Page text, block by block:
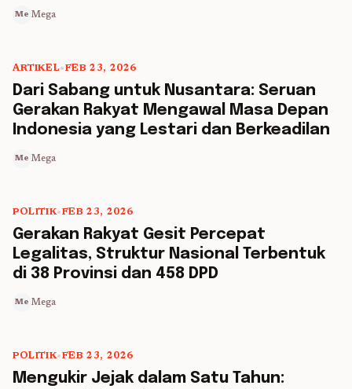
Me Mega
5 min read
ARTIKEL•FEB 23, 2026
Dari Sabang untuk Nusantara: Seruan
Gerakan Rakyat Mengawal Masa Depan
Indonesia yang Lestari dan Berkeadilan
Me Mega
POLITIK•FEB 23, 2026
Gerakan Rakyat Gesit Percepat
Legalitas, Struktur Nasional Terbentuk
di 38 Provinsi dan 458 DPD
Me Mega
POLITIK•FEB 23, 2026
Mengukir Jejak dalam Satu Tahun: